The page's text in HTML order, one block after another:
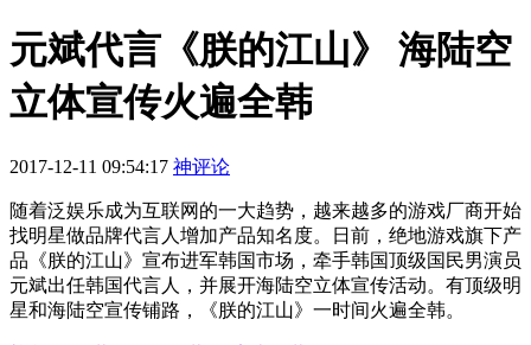
元斌代言《朕的江山》 海陆空
立体宣传火遍全韩
2017-12-11 09:54:17 神评论
随着泛娱乐成为互联网的一大趋势，越来越多的游戏厂商开始
找明星做品牌代言人增加产品知名度。日前，绝地游戏旗下产
品《朕的江山》宣布进军韩国市场，牵手韩国顶级国民男演员
元斌出任韩国代言人，并展开海陆空立体宣传活动。有顶级明
星和海陆空宣传铺路，《朕的江山》一时间火遍全韩。